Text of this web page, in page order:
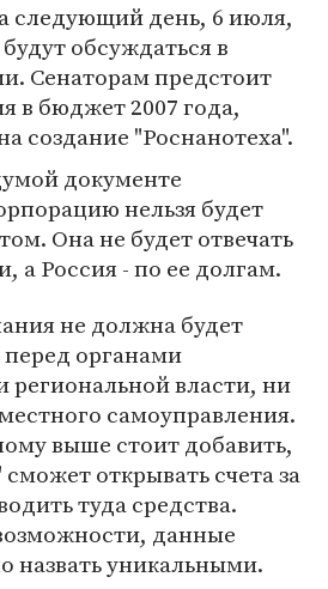
следующий день, 6 июля,
обсуждаться в
Сенаторам предстоит
в бюджет 2007 года,
создание "Роснанотеха".
документе
нельзя будет
Она не будет отвечать
а Россия - по ее долгам.
не должна будет
органами
региональной власти, ни
самоуправления.
выше стоит добавить,
открывать счета за
туда средства.
данные
уникальными.